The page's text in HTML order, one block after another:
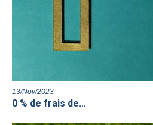
13/Nov/2023
0 % de frais de…